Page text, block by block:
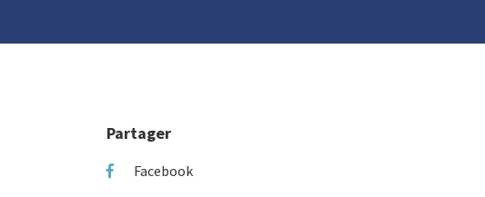
Partager
Facebook